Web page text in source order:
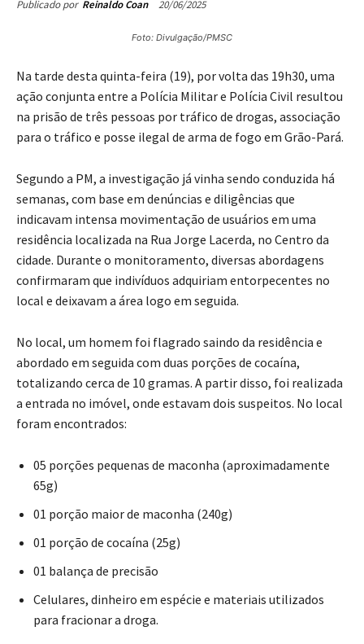
Publicado por Reinaldo Coan 20/06/2025
Foto: Divulgação/PMSC
Na tarde desta quinta-feira (19), por volta das 19h30, uma
ação conjunta entre a Polícia Militar e Polícia Civil resultou
na prisão de três pessoas por tráfico de drogas, associação
para o tráfico e posse ilegal de arma de fogo em Grão-Pará.
Segundo a PM, a investigação já vinha sendo conduzida há
semanas, com base em denúncias e diligências que
indicavam intensa movimentação de usuários em uma
residência localizada na Rua Jorge Lacerda, no Centro da
cidade. Durante o monitoramento, diversas abordagens
confirmaram que indivíduos adquiriam entorpecentes no
local e deixavam a área logo em seguida.
No local, um homem foi flagrado saindo da residência e
abordado em seguida com duas porções de cocaína,
totalizando cerca de 10 gramas. A partir disso, foi realizada
a entrada no imóvel, onde estavam dois suspeitos. No local
foram encontrados:
05 porções pequenas de maconha (aproximadamente
65g)
01 porção maior de maconha (240g)
01 porção de cocaína (25g)
01 balança de precisão
Celulares, dinheiro em espécie e materiais utilizados
para fracionar a droga.